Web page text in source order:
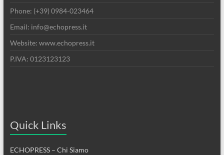
Phone: (+39) 0984-023464
Email: info@echopress.it
Website: www.echopress.it
P.IVA: 0123123123
Quick Links
ECHOPRESS – Chi Siamo